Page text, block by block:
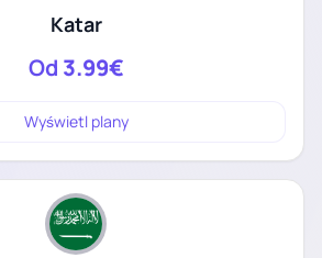
Katar
Od 3.99€
Wyświetl plany